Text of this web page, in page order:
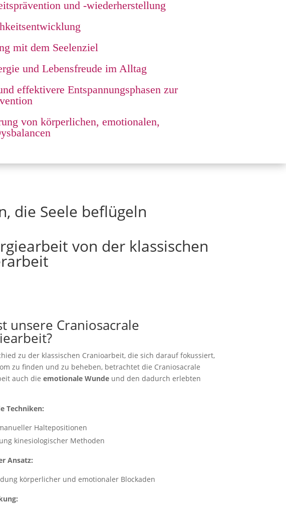
und -wiederherstellung
mit dem Seelenziel
und Lebensfreude im Alltag
effektivere Entspannungsphasen zur
von körperlichen, emotionalen,
die Seele beflügeln
von der klassischen
unsere Craniosacrale
zu der klassischen Cranioarbeit, die sich darauf fokussiert,
zu finden und zu beheben, betrachtet die Craniosacrale
auch die emotionale Wundeund den dadurch erlebten
Techniken:
Haltepositionen
kinesiologischer Methoden
Ansatz:
körperlicher und emotionaler Blockaden